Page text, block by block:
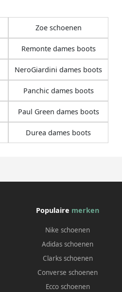
Zoe schoenen
Remonte dames boots
NeroGiardini dames boots
Panchic dames boots
Paul Green dames boots
Durea dames boots
Populaire merken
Nike schoenen
Adidas schoenen
Clarks schoenen
Converse schoenen
Ecco schoenen